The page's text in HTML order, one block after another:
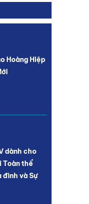
Hoàng Hiệp
dành cho
Toàn thể
đình và Sự